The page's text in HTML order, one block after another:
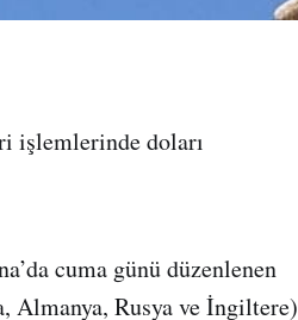
işlemlerinde doları
cuma günü düzenlenen
Almanya, Rusya ve İngiltere)